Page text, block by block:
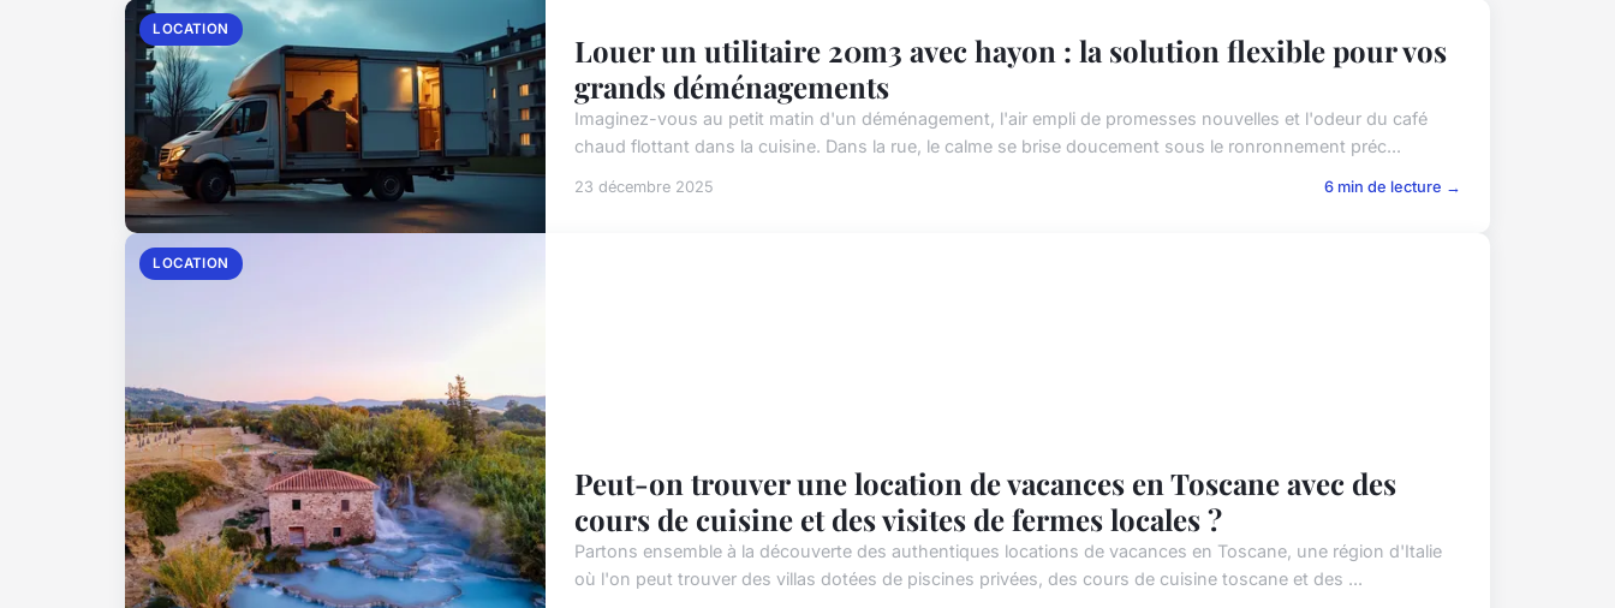
LOCATION
Louer un utilitaire 20m3 avec hayon : la solution flexible pour vos
grands déménagements
Imaginez-vous au petit matin d'un déménagement, l'air empli de promesses nouvelles et l'odeur du café
chaud flottant dans la cuisine. Dans la rue, le calme se brise doucement sous le ronronnement préc...
23 décembre 2025 6 min de lecture →
LOCATION
Peut-on trouver une location de vacances en Toscane avec des
cours de cuisine et des visites de fermes locales ?
Partons ensemble à la découverte des authentiques locations de vacances en Toscane, une région d'Italie
où l'on peut trouver des villas dotées de piscines privées, des cours de cuisine toscane et des ...